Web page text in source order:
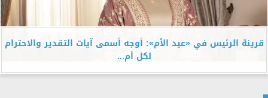
قرينة الرئيس في «عيد الأم»: أوجه أسمى آيات التقدير والاحترام
لكل أم...